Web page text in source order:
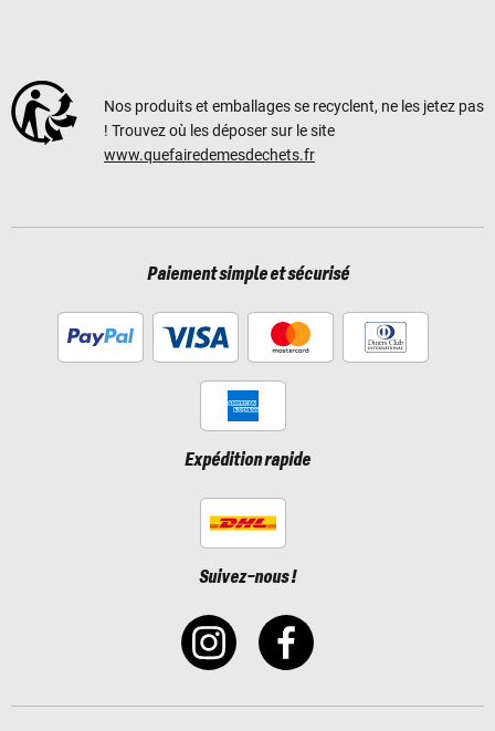
Nos produits et emballages se recyclent, ne les jetez pas
! Trouvez où les déposer sur le site
www.quefairedemesdechets.fr
Paiement simple et sécurisé
Expédition rapide
Suivez-nous !